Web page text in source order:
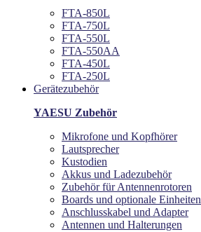
FTA-850L
FTA-750L
FTA-550L
FTA-550AA
FTA-450L
FTA-250L
Gerätezubehör
YAESU Zubehör
Mikrofone und Kopfhörer
Lautsprecher
Kustodien
Akkus und Ladezubehör
Zubehör für Antennenrotoren
Boards und optionale Einheiten
Anschlusskabel und Adapter
Antennen und Halterungen